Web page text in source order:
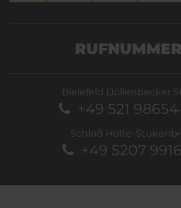
Bielefeld (Jöllenbecker
+49 521
Schloß Holte-
+49 5207